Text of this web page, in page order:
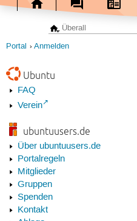
Portal Anmelden
Ubuntu
FAQ
Verein
ubuntuusers.de
Über ubuntuusers.de
Portalregeln
Mitglieder
Gruppen
Spenden
Kontakt